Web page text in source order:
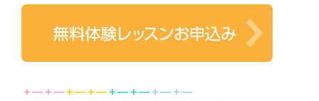
＋―＋―＋―＋―＋―＋―＋―＋―